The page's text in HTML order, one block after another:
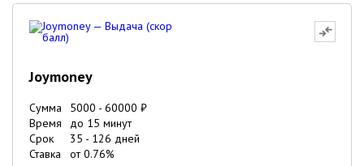
Joymoney
Сумма 5000 - 60000 ₽
Время
до 15 минут
Срок
35 - 126 дней
Ставка
от0.76%